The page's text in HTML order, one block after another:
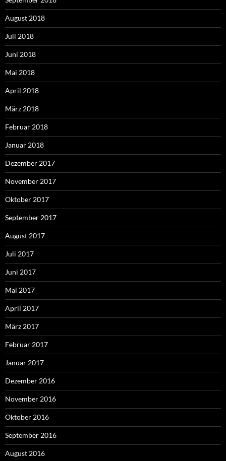
August 2018
Juli 2018
Juni 2018
Mai 2018
April 2018
März 2018
Februar 2018
Januar 2018
Dezember 2017
November 2017
Oktober 2017
September 2017
August 2017
Juli 2017
Juni 2017
Mai 2017
April 2017
März 2017
Februar 2017
Januar 2017
Dezember 2016
November 2016
Oktober 2016
September 2016
August 2016